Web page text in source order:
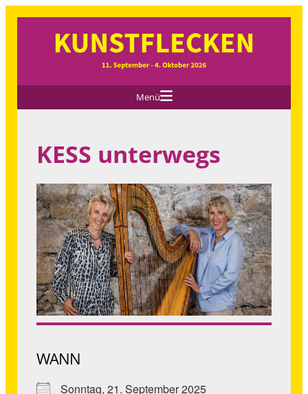
Menü
KESS unterwegs
WANN
Sonntag, 21. September 2025